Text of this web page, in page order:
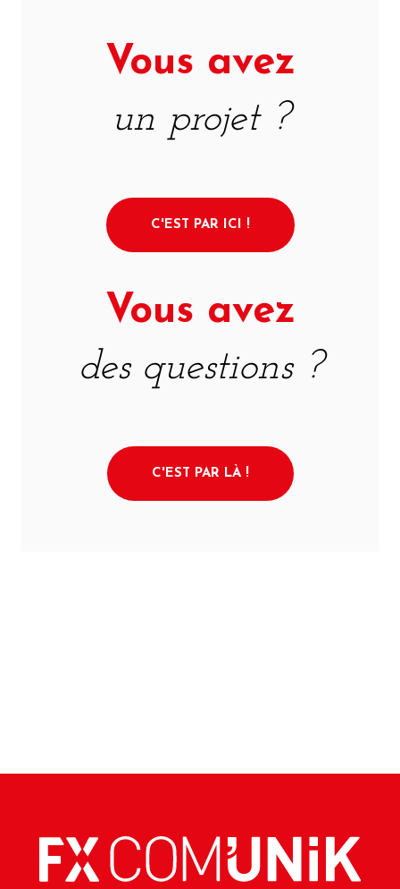
Vous avez
un projet ?
C'EST PAR ICI !
Vous avez
des questions ?
C'EST PAR LÀ !